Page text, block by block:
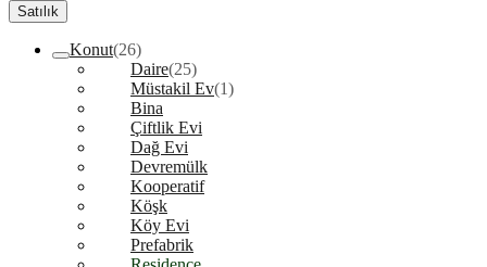
Satılık
Konut(26)
Daire(25)
Müstakil Ev(1)
Bina
Çiftlik Evi
Dağ Evi
Devremülk
Kooperatif
Köşk
Köy Evi
Prefabrik